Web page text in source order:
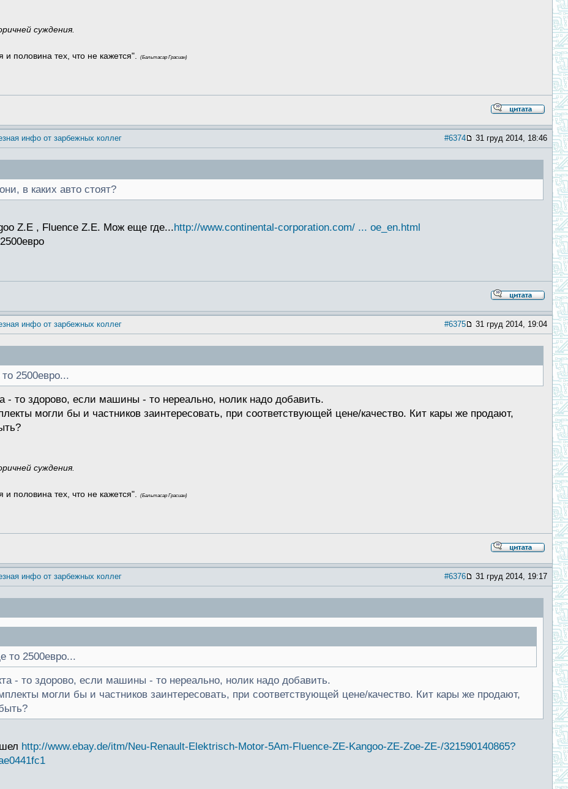
суждения.
и половина тех, что не кажется". (Бальтасар Грасиан)
инфо от зарбежных коллег #6374 31 груд 2014, 18:46
в каких авто стоят?
Z.E , Fluence Z.E. Мож еще где...http://www.continental-corporation.com/ ... oe_en.html
инфо от зарбежных коллег #6375 31 груд 2014, 19:04
2500евро...
- то здорово, если машины - то нереально, нолик надо добавить.
могли бы и частников заинтересовать, при соответствующей цене/качество. Кит кары же продают,
суждения.
и половина тех, что не кажется". (Бальтасар Грасиан)
инфо от зарбежных коллег #6376 31 груд 2014, 19:17
то 2500евро...
- то здорово, если машины - то нереально, нолик надо добавить.
могли бы и частников заинтересовать, при соответствующей цене/качество. Кит кары же продают,
http://www.ebay.de/itm/Neu-Renault-Elektrisch-Motor-5Am-Fluence-ZE-Kangoo-ZE-Zoe-ZE-/321590140865?